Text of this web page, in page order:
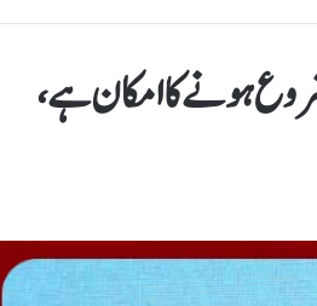
ہونے کا امکان ہے،